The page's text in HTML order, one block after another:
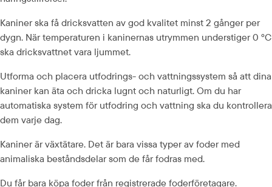
Kaniner ska få dricksvatten av god kvalitet minst 2 gånger per
dygn. När temperaturen i kaninernas utrymmen understiger 0 ºC
ska dricksvattnet vara ljummet.
Utforma och placera utfodrings- och vattningssystem så att dina
kaniner kan äta och dricka lugnt och naturligt. Om du har
automatiska system för utfodring och vattning ska du kontrollera
dem varje dag.
Kaniner är växtätare. Det är bara vissa typer av foder med
animaliska beståndsdelar som de får fodras med.
Du får bara köpa foder från registrerade foderföretagare.